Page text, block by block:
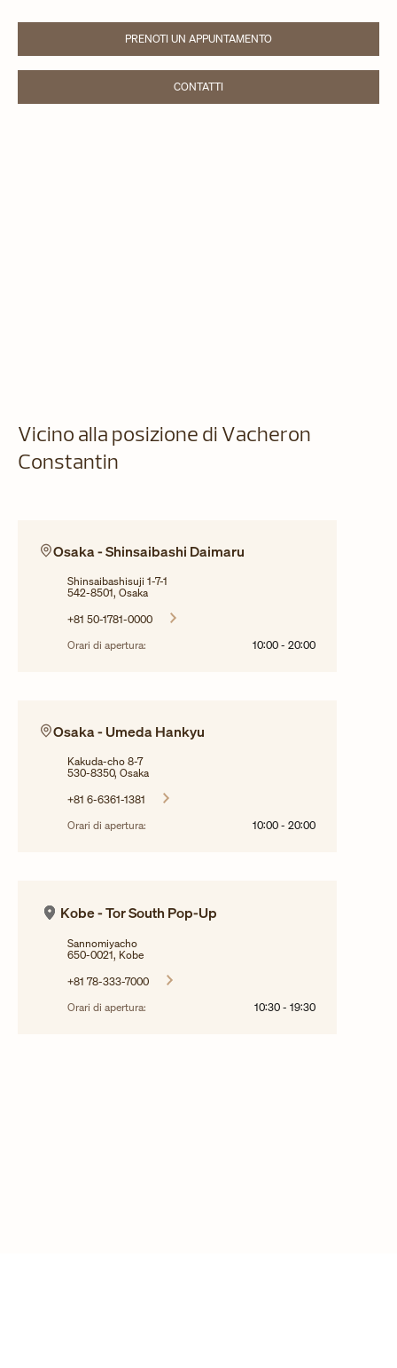
PRENOTI UN APPUNTAMENTO
LINK OPENS IN NEW TAB
CONTATTILINK OPENS IN NEW TAB
Vicino alla posizione di Vacheron
Constantin
Osaka - Shinsaibashi Daimaru
Shinsaibashisuji 1-7-1
542-8501, Osaka
+81 50-1781-0000
Orari di apertura:
10:00 - 20:00
Osaka - Umeda Hankyu
Kakuda-cho 8-7
530-8350, Osaka
+81 6-6361-1381
Orari di apertura:
10:00 - 20:00
Kobe - Tor South Pop-Up
Sannomiyacho
650-0021, Kobe
+81 78-333-7000
Orari di apertura:
10:30 - 19:30